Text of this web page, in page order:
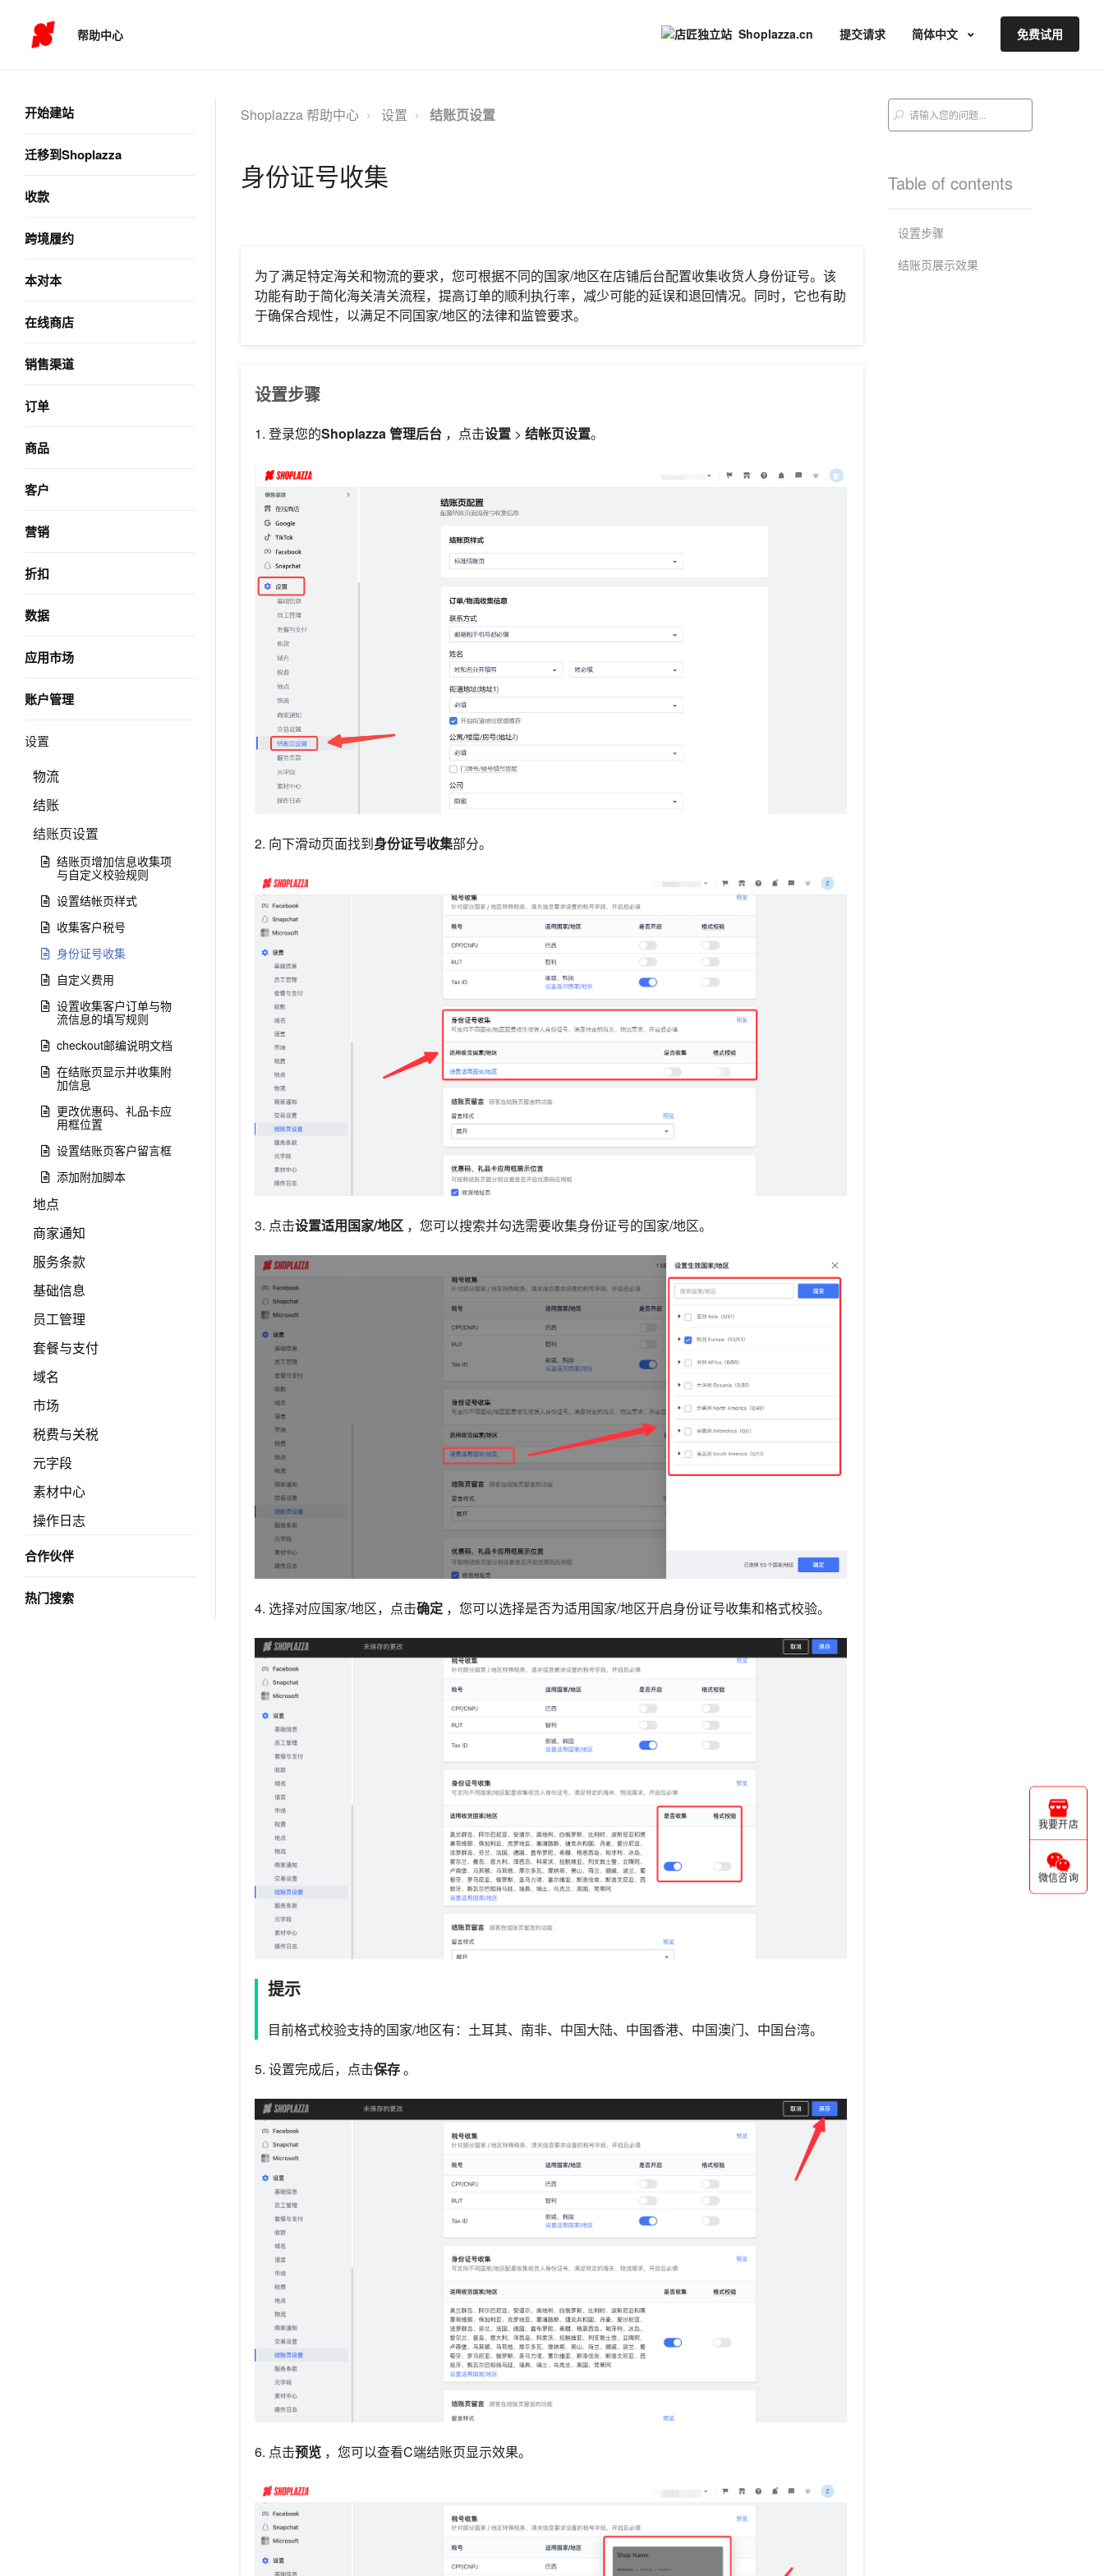
帮助中心 Shoplazza.cn 提交请求 简体中文 免费试用
开始建站
迁移到Shoplazza
收款
跨境履约
本对本
在线商店
销售渠道
订单
商品
客户
营销
折扣
数据
应用市场
账户管理
设置
物流
结账
结账页设置
结账页增加信息收集项
与自定义校验规则
设置结帐页样式
收集客户税号
身份证号收集
自定义费用
设置收集客户订单与物
流信息的填写规则
checkout邮编说明文档
在结账页显示并收集附
加信息
更改优惠码、礼品卡应
用框位置
设置结账页客户留言框
添加附加脚本
地点
商家通知
服务条款
基础信息
员工管理
套餐与支付
域名
市场
税费与关税
元字段
素材中心
操作日志
合作伙伴
热门搜索
Shoplazza 帮助中心 设置 结账页设置
身份证号收集
为了满足特定海关和物流的要求，您可根据不同的国家/地区在店铺后台配置收集收货人身份证号。该
功能有助于简化海关清关流程，提高订单的顺利执行率，减少可能的延误和退回情况。同时，它也有助
于确保合规性，以满足不同国家/地区的法律和监管要求。
设置步骤
1. 登录您的Shoplazza 管理后台，点击设置> 结帐页设置。
2. 向下滑动页面找到身份证号收集部分。
3. 点击设置适用国家/地区，您可以搜索并勾选需要收集身份证号的国家/地区。
4. 选择对应国家/地区，点击确定，您可以选择是否为适用国家/地区开启身份证号收集和格式校验。
提示
目前格式校验支持的国家/地区有：土耳其、南非、中国大陆、中国香港、中国澳门、中国台湾。
5. 设置完成后，点击保存。
6. 点击预览，您可以查看C端结账页显示效果。
Table of contents
设置步骤
结账页展示效果
我要开店
微信咨询